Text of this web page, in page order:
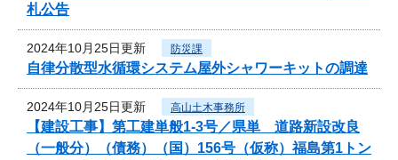
札公告
2024年10月25日更新 防災課
自律分散型水循環システム屋外シャワーキットの調達
2024年10月25日更新 高山土木事務所
【建設工事】第工建単般1-3号／県単 道路新設改良
（一般分）（債務）（国）156号（仮称）福島第1トン